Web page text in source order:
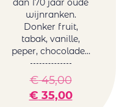
dan 170 jaar oude
wijnranken.
Donker fruit,
tabak, vanille,
peper, chocolade…
€45,00
€ 35,00